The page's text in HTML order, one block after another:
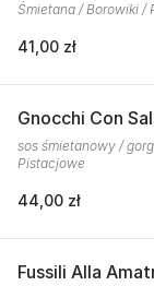
Śmietana / Borowiki /
41,00 zł
Gnocchi Con
sos śmietanowy /
Pistacjowe
44,00 zł
Fussili Alla